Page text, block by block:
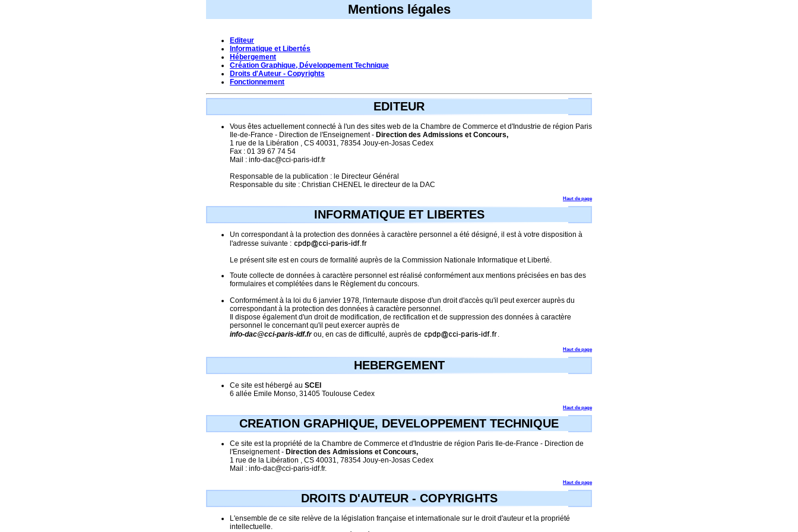
Mentions légales
Editeur
Informatique et Libertés
Hébergement
Création Graphique, Développement Technique
Droits d'Auteur - Copyrights
Fonctionnement
EDITEUR
Vous êtes actuellement connecté à l'un des sites web de la Chambre de Commerce et d'Industrie de région Paris
Ile-de-France - Direction de l'Enseignement - Direction des Admissions et Concours,
1 rue de la Libération , CS 40031, 78354 Jouy-en-Josas Cedex
Fax : 01 39 67 74 54
Mail : info-dac@cci-paris-idf.fr
Responsable de la publication : le Directeur Général
Responsable du site : Christian CHENEL le directeur de la DAC
Haut de page
INFORMATIQUE ET LIBERTES
Un correspondant à la protection des données à caractère personnel a été désigné, il est à votre disposition à
l'adresse suivante :
Le présent site est en cours de formalité auprès de la Commission Nationale Informatique et Liberté.
Toute collecte de données à caractère personnel est réalisé conformément aux mentions précisées en bas des
formulaires et complétées dans le Règlement du concours.
Conformément à la loi du 6 janvier 1978, l'internaute dispose d'un droit d'accès qu'il peut exercer auprès du
correspondant à la protection des données à caractère personnel.
Il dispose également d'un droit de modification, de rectification et de suppression des données à caractère
personnel le concernant qu'il peut exercer auprès de
info-dac@cci-paris-idf.frou, en cas de difficulté, auprès de
Haut de page
HEBERGEMENT
Ce site est hébergé au SCEI
6 allée Emile Monso, 31405 Toulouse Cedex
Haut de page
CREATION GRAPHIQUE, DEVELOPPEMENT TECHNIQUE
Ce site est la propriété de la Chambre de Commerce et d'Industrie de région Paris Ile-de-France - Direction de
l'Enseignement - Direction des Admissions et Concours,
1 rue de la Libération , CS 40031, 78354 Jouy-en-Josas Cedex
Mail : info-dac@cci-paris-idf.fr.
Haut de page
DROITS D'AUTEUR - COPYRIGHTS
L'ensemble de ce site relève de la législation française et internationale sur le droit d'auteur et la propriété
intellectuelle.